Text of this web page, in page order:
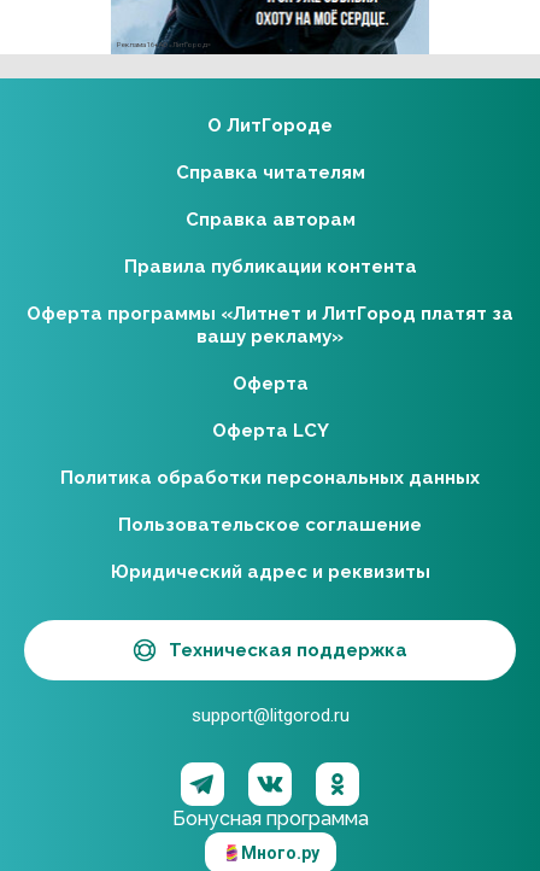
Реклама 16+ АО «ЛитГород»
Бонусная программа
Много.ру
О ЛитГороде
Справка читателям
Справка авторам
Правила публикации контента
Оферта программы «Литнет и ЛитГород платят за
вашу рекламу»
Оферта
Оферта LCY
Политика обработки персональных данных
Пользовательское соглашение
Юридический адрес и реквизиты
Техническая поддержка
support@litgorod.ru